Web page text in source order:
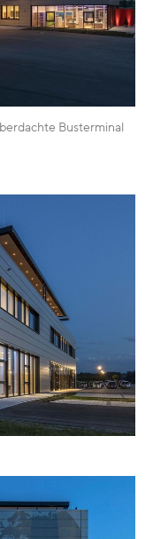
Busterminal